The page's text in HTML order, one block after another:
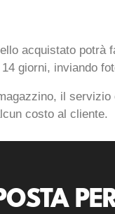
acquistato
giorni, inviando
il
costo al cliente.